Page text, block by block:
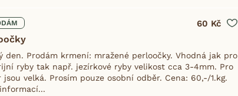
60 Kč
den. Prodám krmení: mražené perloočky. Vhodná jak pro
ryby tak např. jezírkové ryby velikost cca 3-4mm. Pro
jsou velká. Prosím pouze osobní odběr. Cena: 60,-/1.kg.